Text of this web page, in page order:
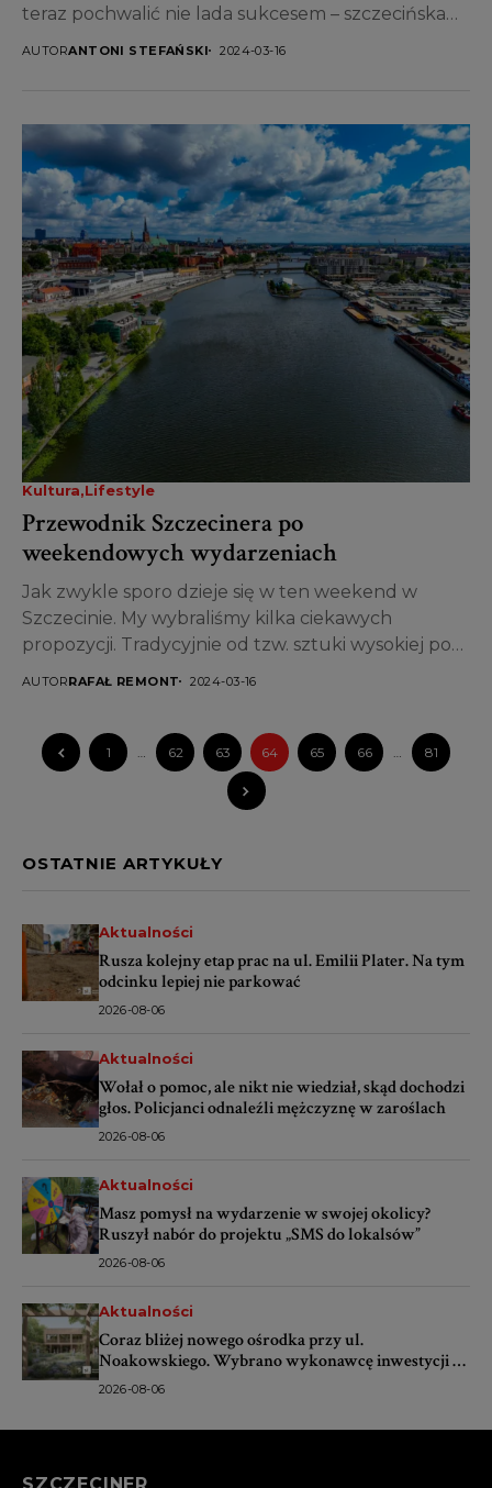
teraz pochwalić nie lada sukcesem – szczecińska
AUTORANTONI STEFAŃSKI 2024-03-16
Kultura Lifestyle
Przewodnik Szczecinera po
weekendowych wydarzeniach
Jak zwykle sporo dzieje się w ten weekend w
Szczecinie. My wybraliśmy kilka ciekawych
propozycji. Tradycyjnie od tzw. sztuki wysokiej po
AUTORRAFAŁ REMONT 2024-03-16
1 62 63 64 65 66 81
OSTATNIE ARTYKUŁY
Aktualności
Rusza kolejny etap prac na ul. Emilii Plater. Na tym
odcinku lepiej nie parkować
2026-08-06
Aktualności
Wołał o pomoc, ale nikt nie wiedział, skąd dochodzi
głos. Policjanci odnaleźli mężczyznę w zaroślach
2026-08-06
Aktualności
Masz pomysł na wydarzenie w swojej okolicy?
Ruszył nabór do projektu „SMS do lokalsów”
2026-08-06
Aktualności
Coraz bliżej nowego ośrodka przy ul.
Noakowskiego. Wybrano wykonawcę inwestycji za
ponad 16 mln zł
2026-08-06